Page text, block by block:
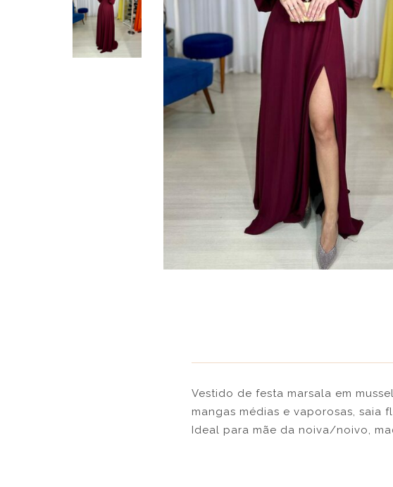
Vestido de festa marsala em
mangas médias e vaporosas, saia
Ideal para mãe da noiva/noivo,